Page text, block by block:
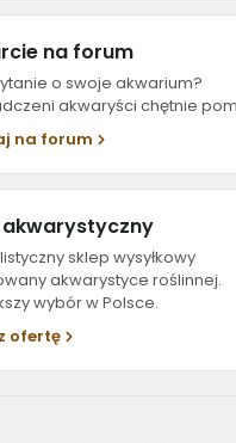
na forum
o swoje akwarium?
akwaryści chętnie
na forum
akwarystyczny
sklep wysyłkowy
akwarystyce roślinnej.
wybór w Polsce.
ofertę